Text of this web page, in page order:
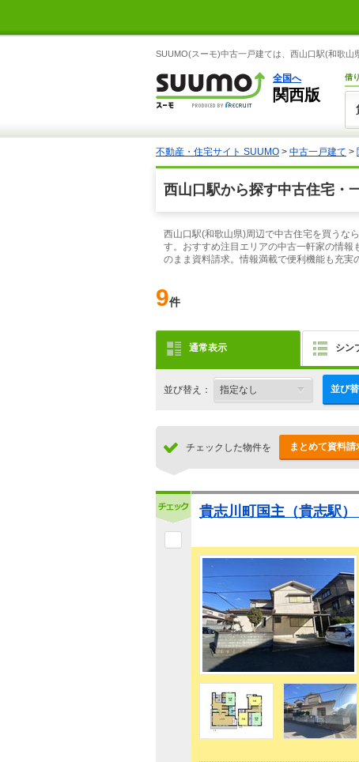
SUUMO(スーモ)中古一戸建ては、西山口駅(和歌山
全国へ
関西版
借
不動産・住宅サイト SUUMO > 中古一戸建て >
西山口駅から探す中古住宅・
西山口駅(和歌山県)周辺で中古住宅を買うな
す。おすすめ注目エリアの中古一軒家の情
のまま資料請求。情報満載で便利機能も充実
9件
通常表示 シン
並び替え： 並び替
チェックした物件を まとめて資料請
貴志川町国主（貴志駅）